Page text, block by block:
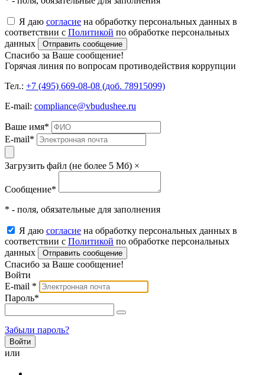
Я даю согласие на обработку персональных данных в
соответствии с Политикой по обработке персональных
данных
Отправить сообщение
Спасибо за Ваше сообщение!
Горячая линия по вопросам противодействия коррупции
Тел.: +7 (495) 669-08-08 (доб. 78915099)
E-mail: compliance@vbudushee.ru
Ваше имя*
E-mail*
Загрузить файл (не более 5 Мб) ×
Сообщение*
* - поля, обязательные для заполнения
Я даю согласие на обработку персональных данных в
соответствии с Политикой по обработке персональных
данных
Отправить сообщение
Спасибо за Ваше сообщение!
Войти
E-mail *
Пароль*
Забыли пароль?
или